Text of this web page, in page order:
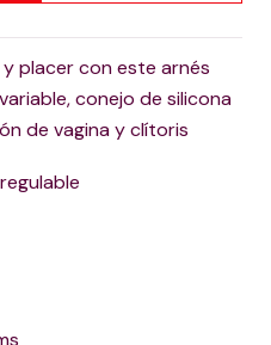
placer con este arnés
conejo de silicona
de vagina y clítoris